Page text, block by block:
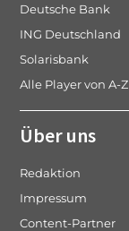
Deutsche Bank
ING Deutschland
Solarisbank
Alle Player von A-Z
Über uns
Redaktion
Impressum
Content-Partner